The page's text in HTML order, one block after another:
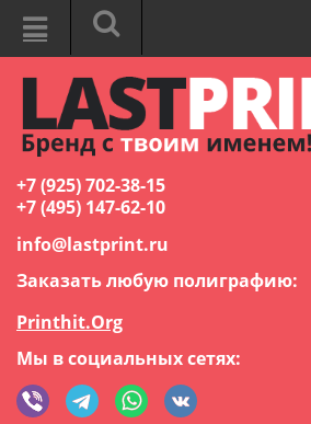
+7 (925) 702-38-15
+7 (495) 147-62-10
info@lastprint.ru
Заказать любую полиграфию:
Printhit.Org
Мы в социальных сетях: